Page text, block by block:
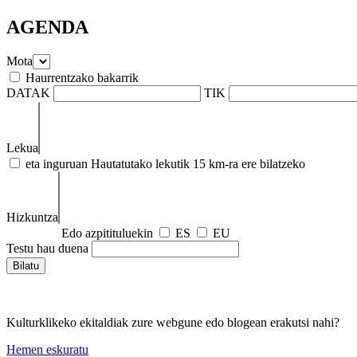
AGENDA
Mota
Haurrentzako bakarrik
DATAK
TIK
Lekua
eta inguruan Hautatutako lekutik 15 km-ra ere bilatzeko
Hizkuntza
Edo azpitituluekin
ES
EU
Testu hau duena
Kulturklikeko ekitaldiak zure webgune edo blogean erakutsi nahi?
Hemen eskuratu